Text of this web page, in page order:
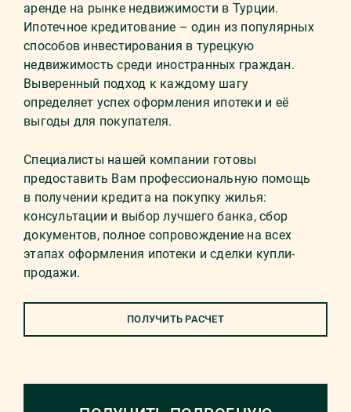
аренде на рынке недвижимости в Турции.
Ипотечное кредитование – один из популярных
способов инвестирования в турецкую
недвижимость среди иностранных граждан.
Выверенный подход к каждому шагу
определяет успех оформления ипотеки и её
выгоды для покупателя.
Специалисты нашей компании готовы
предоставить Вам профессиональную помощь
в получении кредита на покупку жилья:
консультации и выбор лучшего банка, сбор
документов, полное сопровождение на всех
этапах оформления ипотеки и сделки купли-
продажи.
ПОЛУЧИТЬ РАСЧЕТ